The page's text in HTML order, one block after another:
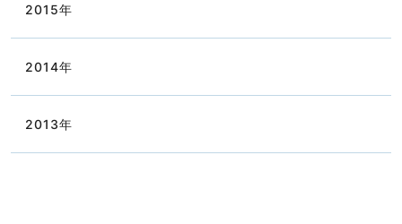
2015年
2014年
2013年